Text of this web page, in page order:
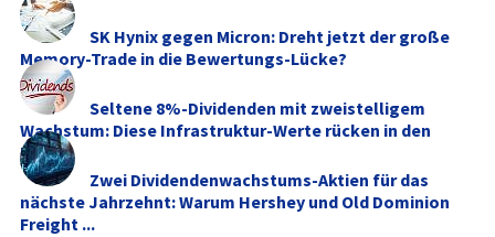
SK Hynix gegen Micron: Dreht jetzt der große
Memory‑Trade in die Bewertungs-Lücke?
Seltene 8%-Dividenden mit zweistelligem
Wachstum: Diese Infrastruktur-Werte rücken in den
Fokus
Zwei Dividendenwachstums-Aktien für das
nächste Jahrzehnt: Warum Hershey und Old Dominion
Freight ...